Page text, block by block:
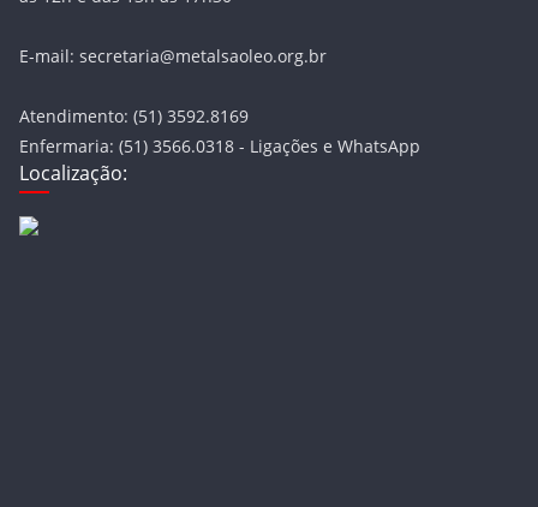
E-mail: secretaria@metalsaoleo.org.br
Atendimento: (51) 3592.8169
Enfermaria: (51) 3566.0318 - Ligações e WhatsApp
Localização: